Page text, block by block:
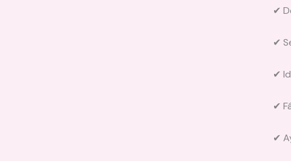
✔
✔
✔
✔
✔